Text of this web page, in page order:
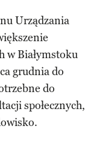
Urządzania
w Białymstoku
grudnia do
do
społecznych,